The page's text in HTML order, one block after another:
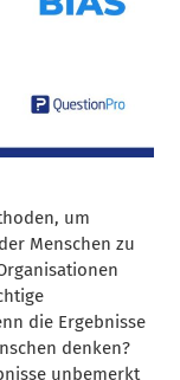
um
Menschen zu
die Ergebnisse
denken?
unbemerkt